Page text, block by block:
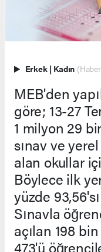
Erkek | Kadın
MEB'den
göre; 13-27
1 milyon 29
sınav ve
alan okullar
Böylece ilk
yüzde
Sınavla
açılan 198
473'ü